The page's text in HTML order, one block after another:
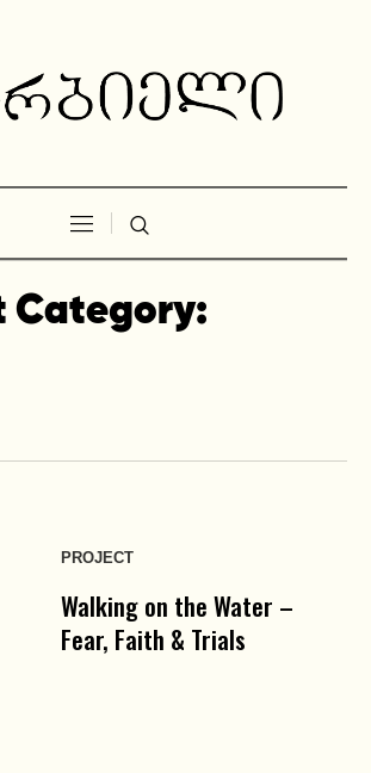
Category:
PROJECT
Walking on the Water –
Fear, Faith & Trials